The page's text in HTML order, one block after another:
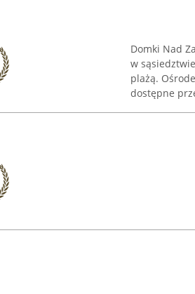
Domki Nad
w
plażą.
dostępne